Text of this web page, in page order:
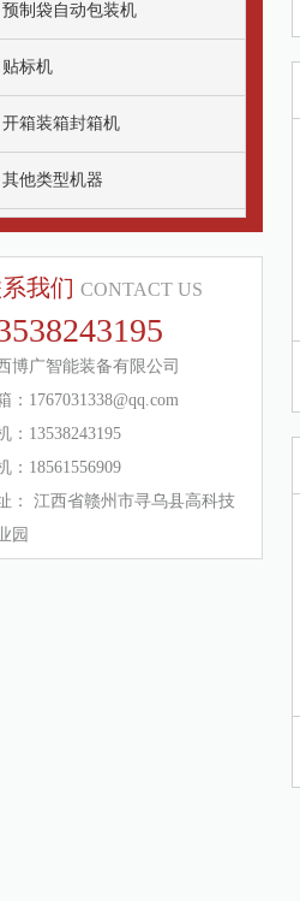
预制袋自动包装机
贴标机
开箱装箱封箱机
其他类型机器
我们 CONTACT US
博广智能装备有限公司
：1767031338@qq.com
：13538243195
：18561556909
： 江西省赣州市寻乌县高科技
园